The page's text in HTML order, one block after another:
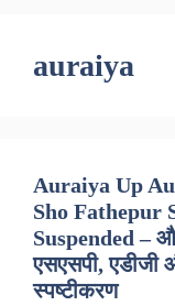
auraiya
Auraiya Up
Sho Fathepur
Suspended –
एसएसपी, एडीजी
स्पष्टीकरण